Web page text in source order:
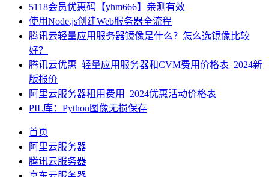
5118会员优惠码【yhm666】亲测有效
使用Node.js创建Web服务器全流程
腾讯云轻量应用服务器镜像是什么？怎么选镜像比较
好？
腾讯云优惠_轻量应用服务器和CVM费用价格表_2024新
版报价
阿里云服务器租用费用_2024优惠活动价格表
PIL库：Python图像无损保存
首页
阿里云服务器
腾讯云服务器